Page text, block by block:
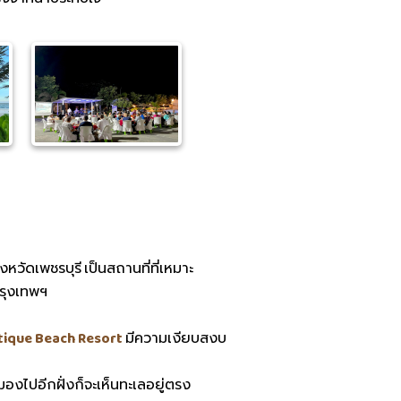
วัดเพชรบุรี เป็นสถานที่ที่เหมาะ
งเทพฯ
Beach Resortมีความเงียบสงบ
งไปอีกฝั่งก็จะเห็นทะเลอยู่ตรง